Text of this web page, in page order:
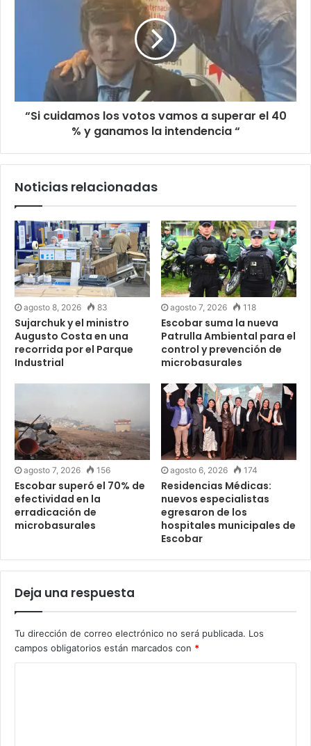
“Si cuidamos los votos vamos a superar el 40
% y ganamos la intendencia “
Noticias relacionadas
agosto 8, 2026 83
Sujarchuk y el ministro
Augusto Costa en una
recorrida por el Parque
Industrial
agosto 7, 2026 118
Escobar suma la nueva
Patrulla Ambiental para el
control y prevención de
microbasurales
agosto 7, 2026 156
Escobar superó el 70% de
efectividad en la
erradicación de
microbasurales
agosto 6, 2026 174
Residencias Médicas:
nuevos especialistas
egresaron de los
hospitales municipales de
Escobar
Deja una respuesta
Tu dirección de correo electrónico no será publicada. Los
campos obligatorios están marcados con *